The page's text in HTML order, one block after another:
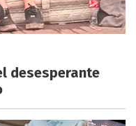
desesperante